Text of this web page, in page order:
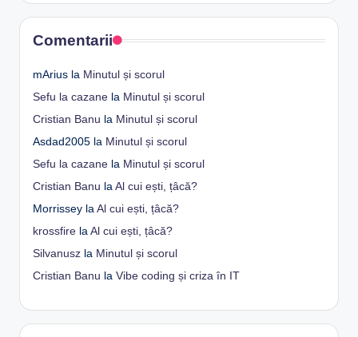
Comentarii
mArius la Minutul și scorul
Sefu la cazane la Minutul și scorul
Cristian Banu la Minutul și scorul
Asdad2005 la Minutul și scorul
Sefu la cazane la Minutul și scorul
Cristian Banu la Al cui ești, țâcă?
Morrissey la Al cui ești, țâcă?
krossfire la Al cui ești, țâcă?
Silvanusz la Minutul și scorul
Cristian Banu la Vibe coding și criza în IT